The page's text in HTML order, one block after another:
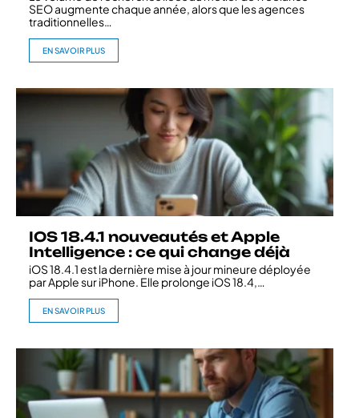
SEO augmente chaque année, alors que les agences
traditionnelles…
EN SAVOIR PLUS
IOS 18.4.1 nouveautés et Apple
Intelligence : ce qui change déjà
iOS 18.4.1 est la dernière mise à jour mineure déployée
par Apple sur iPhone. Elle prolonge iOS 18.4,…
EN SAVOIR PLUS